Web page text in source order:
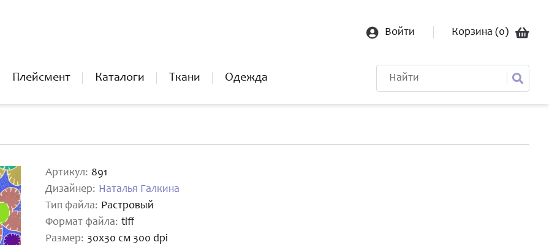
Войти Корзина (0)
Плейсмент Каталоги Ткани Одежда
Артикул: 891
Дизайнер: Наталья Галкина
Тип файла: Растровый
Формат файла: tiff
Размер: 30х30 см 300 dpi